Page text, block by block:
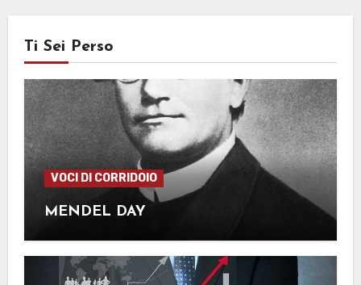
Ti Sei Perso
VOCI DI CORRIDOIO
MENDEL DAY